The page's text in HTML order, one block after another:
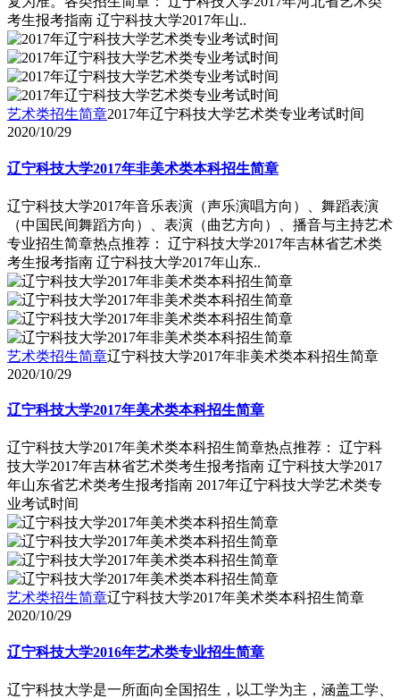
考生报考指南 辽宁科技大学2017年山..
艺术类招生简章2017年辽宁科技大学艺术类专业考试时间
2020/10/29
辽宁科技大学2017年非美术类本科招生简章
辽宁科技大学2017年音乐表演（声乐演唱方向）、舞蹈表演
（中国民间舞蹈方向）、表演（曲艺方向）、播音与主持艺术
专业招生简章热点推荐： 辽宁科技大学2017年吉林省艺术类
考生报考指南 辽宁科技大学2017年山东..
艺术类招生简章辽宁科技大学2017年非美术类本科招生简章
2020/10/29
辽宁科技大学2017年美术类本科招生简章
辽宁科技大学2017年美术类本科招生简章热点推荐： 辽宁科
技大学2017年吉林省艺术类考生报考指南 辽宁科技大学2017
年山东省艺术类考生报考指南 2017年辽宁科技大学艺术类专
业考试时间
艺术类招生简章辽宁科技大学2017年美术类本科招生简章
2020/10/29
辽宁科技大学2016年艺术类专业招生简章
辽宁科技大学是一所面向全国招生，以工学为主，涵盖工学、